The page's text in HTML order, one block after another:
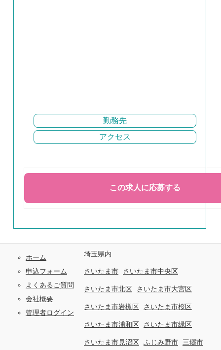
勤務先
アクセス
ホーム
申込フォーム
よくあるご質問
会社概要
管理者ログイン
埼玉県内
さいたま市 さいたま市中央区
さいたま市北区 さいたま市大宮区
さいたま市岩槻区 さいたま市桜区
さいたま市浦和区 さいたま市緑区
さいたま市見沼区 ふじみ野市 三郷市